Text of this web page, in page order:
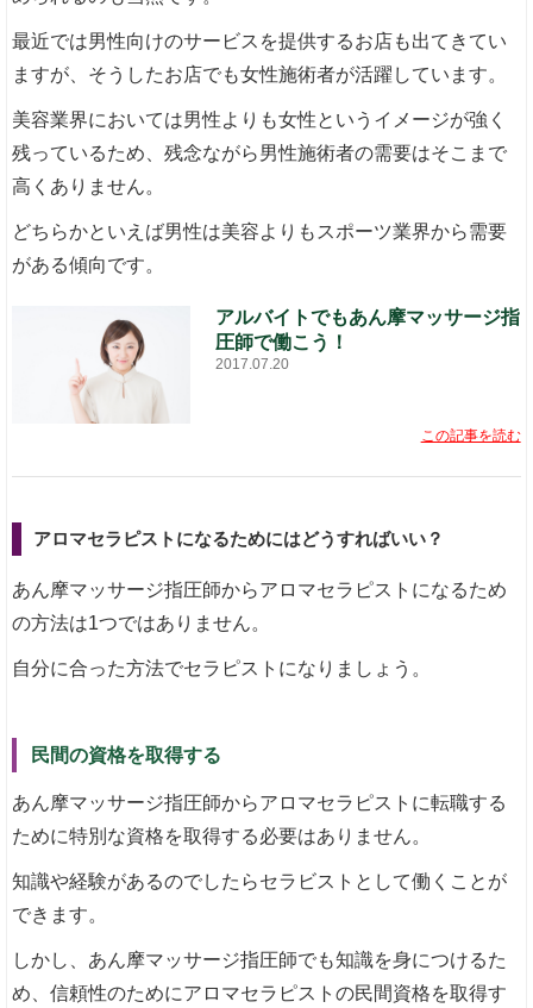
最近では男性向けのサービスを提供するお店も出てきてい
ますが、そうしたお店でも女性施術者が活躍しています。
美容業界においては男性よりも女性というイメージが強く
残っているため、残念ながら男性施術者の需要はそこまで
高くありません。
どちらかといえば男性は美容よりもスポーツ業界から需要
がある傾向です。
アルバイトでもあん摩マッサージ指
圧師で働こう！
2017.07.20
この記事を読む
アロマセラピストになるためにはどうすればいい？
あん摩マッサージ指圧師からアロマセラピストになるため
の方法は1つではありません。
自分に合った方法でセラピストになりましょう。
民間の資格を取得する
あん摩マッサージ指圧師からアロマセラピストに転職する
ために特別な資格を取得する必要はありません。
知識や経験があるのでしたらセラビストとして働くことが
できます。
しかし、あん摩マッサージ指圧師でも知識を身につけるた
め、信頼性のためにアロマセラピストの民間資格を取得す